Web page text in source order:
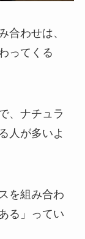
合わせは、
ってくる
、ナチュラ
人が多いよ
を組み合わ
る」ってい